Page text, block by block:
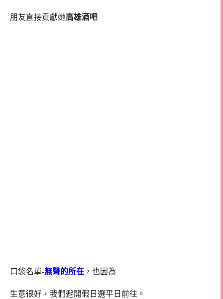
朋友直接貢獻她高雄酒吧
口袋名單-無聲的所在 ，也因為
生意很好，我們避開假日選平日前往。